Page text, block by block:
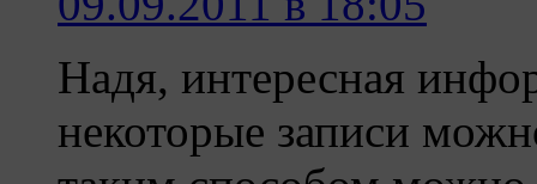
Надя, интересная
некоторые записи